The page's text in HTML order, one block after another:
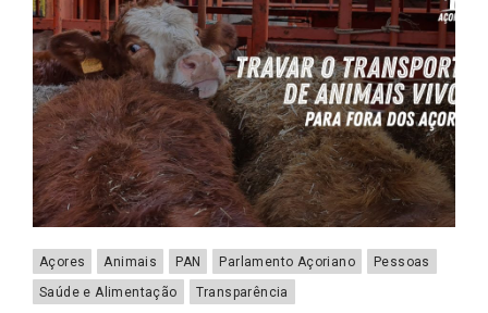
Açores Animais PAN Parlamento Açoriano
Pessoas
Saúde e Alimentação
Transparência